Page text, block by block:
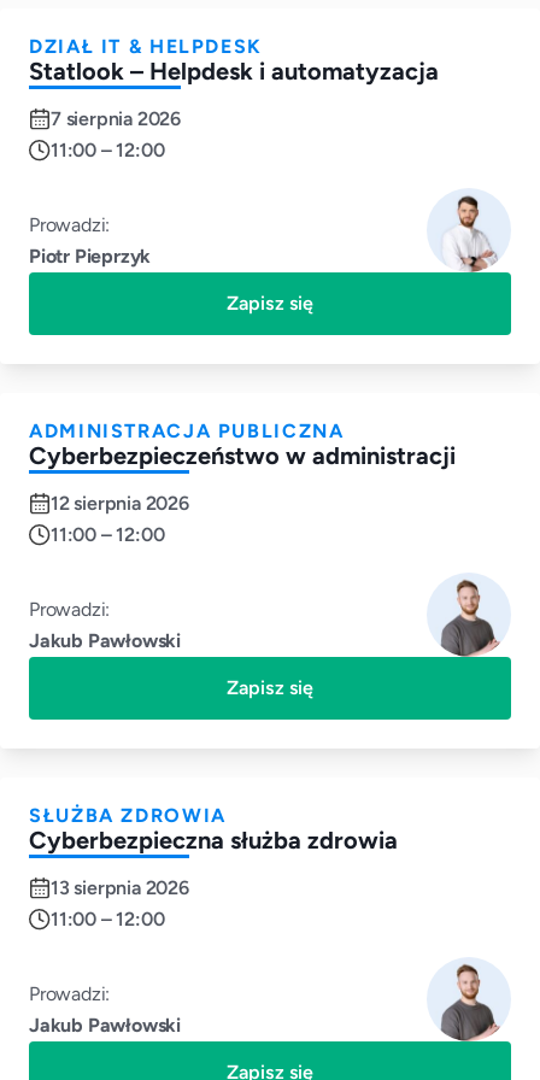
Sprawdź możliwości
Sprawdź możliwości
DZIAŁ IT & HELPDESK
Statlook – Helpdesk i automatyzacja
7 sierpnia 2026
11:00 – 12:00
Prowadzi:
Piotr Pieprzyk
Zapisz się
ADMINISTRACJA PUBLICZNA
Cyberbezpieczeństwo w administracji
12 sierpnia 2026
11:00 – 12:00
Prowadzi:
Jakub Pawłowski
Zapisz się
SŁUŻBA ZDROWIA
Cyberbezpieczna służba zdrowia
13 sierpnia 2026
11:00 – 12:00
Prowadzi:
Jakub Pawłowski
Zapisz się